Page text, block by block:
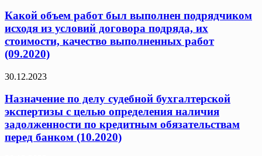
Какой объем работ был выполнен подрядчиком
исходя из условий договора подряда, их
стоимости, качество выполненных работ
(09.2020)
30.12.2023
Назначение по делу судебной бухгалтерской
экспертизы с целью определения наличия
задолженности по кредитным обязательствам
перед банком (10.2020)